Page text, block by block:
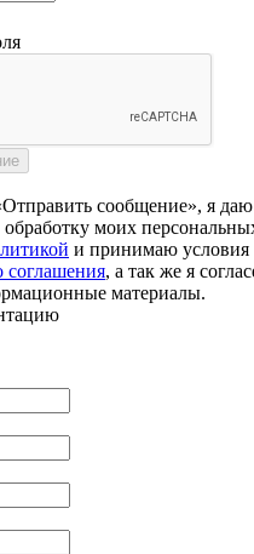
сообщение», я даю
обработку моих
и принимаю условия
соглашения, а так же я
материалы.